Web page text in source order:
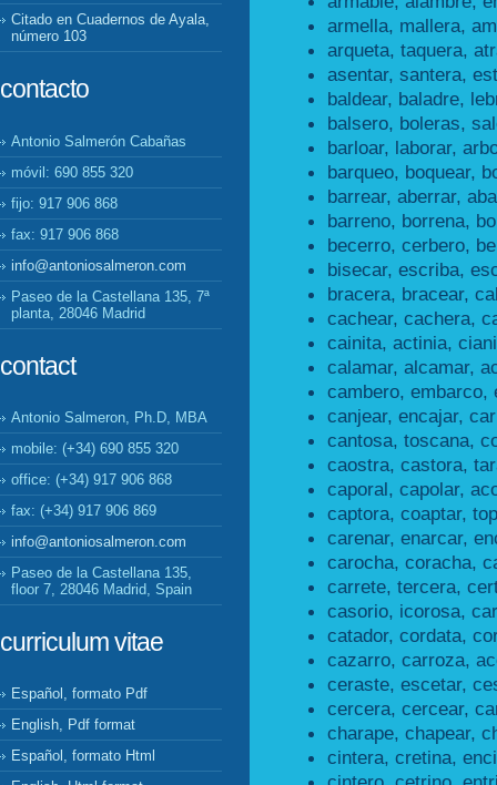
Citado en Cuadernos de Ayala,
número 103
contacto
Antonio Salmerón Cabañas
móvil: 690 855 320
fijo: 917 906 868
fax: 917 906 868
info@antoniosalmeron.com
Paseo de la Castellana 135, 7ª
planta, 28046 Madrid
contact
Antonio Salmeron, Ph.D, MBA
mobile: (+34) 690 855 320
office: (+34) 917 906 868
fax: (+34) 917 906 869
info@antoniosalmeron.com
Paseo de la Castellana 135,
floor 7, 28046 Madrid, Spain
curriculum vitae
Español, formato Pdf
English, Pdf format
Español, formato Html
armella, mallera,
arqueta, taquera,
asentar, santera,
baldear, baladre,
balsero, boleras,
barloar, laborar,
barqueo, boquear,
barrear, aberrar,
barreno, borrena,
becerro, cerbero,
bisecar, escriba,
bracera, bracear,
cachear, cachera,
cainita, actinia,
calamar, alcamar,
cambero, embarco,
canjear, encajar,
cantosa, toscana,
caostra, castora,
caporal, capolar,
captora, coaptar,
carenar, enarcar,
carocha, coracha,
carrete, tercera,
casorio, icorosa,
catador, cordata,
cazarro, carroza,
ceraste, escetar,
cercera, cercear,
charape, chapear,
cintera, cretina,